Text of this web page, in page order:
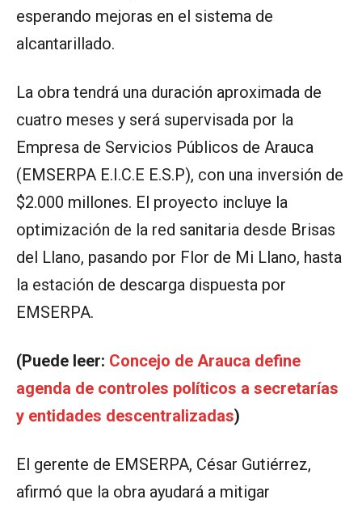
esperando mejoras en el sistema de
alcantarillado.
La obra tendrá una duración aproximada de
cuatro meses y será supervisada por la
Empresa de Servicios Públicos de Arauca
(EMSERPA E.I.C.E E.S.P), con una inversión de
$2.000 millones. El proyecto incluye la
optimización de la red sanitaria desde Brisas
del Llano, pasando por Flor de Mi Llano, hasta
la estación de descarga dispuesta por
EMSERPA.
(Puede leer: Concejo de Arauca define
agenda de controles políticos a secretarías
y entidades descentralizadas)
El gerente de EMSERPA, César Gutiérrez,
afirmó que la obra ayudará a mitigar